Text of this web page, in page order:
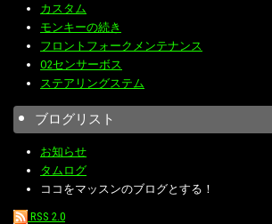
カスタム
モンキーの続き
フロントフォークメンテナンス
O2センサーボス
ステアリングステム
ブログリスト
お知らせ
タムログ
ココをマッスンのブログとする！
RSS 2.0